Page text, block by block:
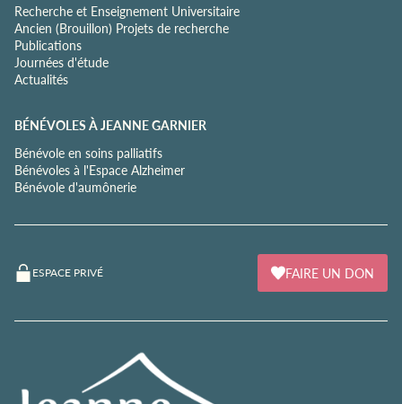
Recherche et Enseignement Universitaire
Ancien (Brouillon) Projets de recherche
Publications
Journées d'étude
Actualités
BÉNÉVOLES À JEANNE GARNIER
Bénévole en soins palliatifs
Bénévoles à l'Espace Alzheimer
Bénévole d'aumônerie
ESPACE PRIVÉ FAIRE UN DON